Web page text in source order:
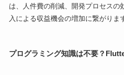
は、人件費の削減、開発プロセスの
入による収益機会の増加に繋がりま
プログラミング知識は不要？